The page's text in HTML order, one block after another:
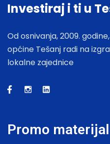
Investiraj i ti u
Od osnivanja, 2009.
općine Tešanj radi na
lokalne zajednice
Promo materijal